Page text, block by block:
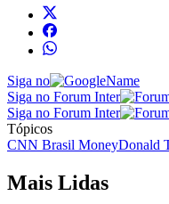
Siga no
Siga no Forum Inter
Siga no Forum Inter
Tópicos
CNN Brasil MoneyDonald
Mais Lidas